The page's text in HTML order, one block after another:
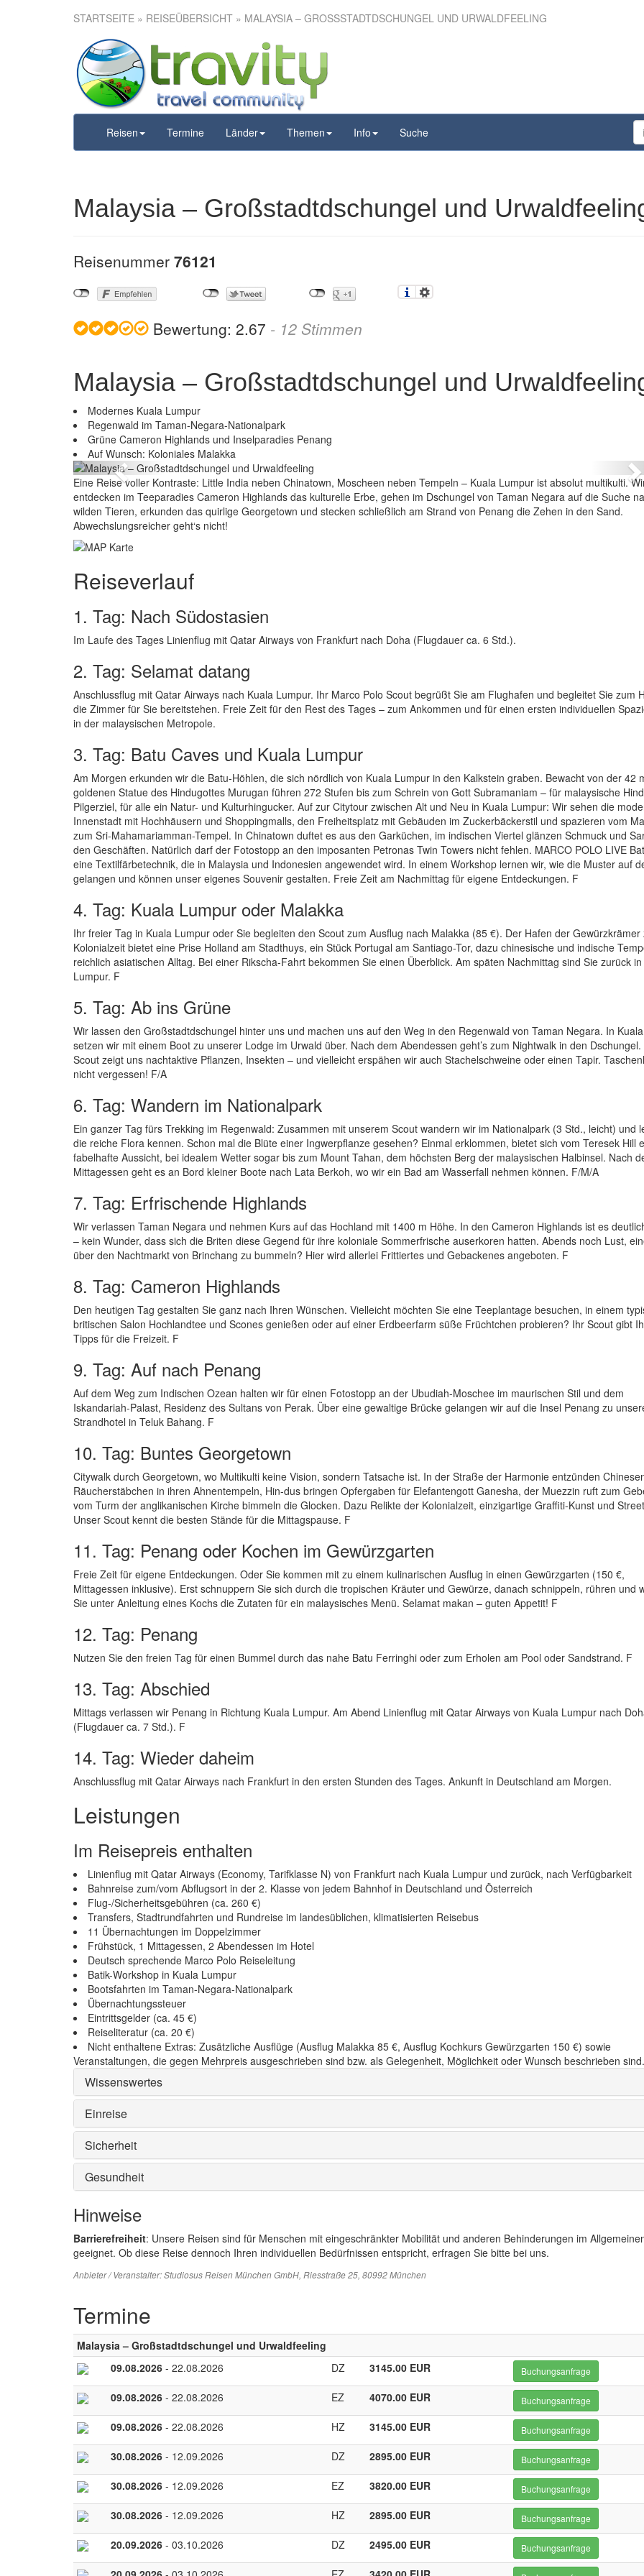
STARTSEITE » REISEÜBERSICHT » MALAYSIA – GROSSSTADTDSCHUNGEL UND URWALDFEELING
Reisen Termine Länder Themen Info Suche
Malaysia – Großstadtdschungel und
Urwaldfeeling
Malaysia – Großstadtdschungel und
Reisenummer 76121
Bewertung: 2.67 - 12 Stimmen
Malaysia – Großstadtdschungel und
Modernes Kuala Lumpur
Regenwald im Taman-Negara-Nationalpark
Grüne Cameron Highlands und Inselparadies Penang
Auf Wunsch: Koloniales Malakka
Malaysia – Großstadtdschungel und Urwaldfeeling
Previous
Eine Reise voller Kontraste: Little India neben Chinatown, Moscheen neben Tempeln – Kuala Lumpur ist absolut multikulti.
entdecken im Teeparadies Cameron Highlands das kulturelle Erbe, gehen im Dschungel von Taman Negara auf die Suche
wilden Tieren, erkunden das quirlige Georgetown und stecken schließlich am Strand von Penang die Zehen in den Sand.
Abwechslungsreicher geht‘s nicht!
Reiseverlauf
1. Tag: Nach Südostasien
Im Laufe des Tages Linienflug mit Qatar Airways von Frankfurt nach Doha (Flugdauer ca. 6 Std.).
2. Tag: Selamat datang
Anschlussflug mit Qatar Airways nach Kuala Lumpur. Ihr Marco Polo Scout begrüßt Sie am Flughafen und begleitet Sie zum
die Zimmer für Sie bereitstehen. Freie Zeit für den Rest des Tages – zum Ankommen und für einen ersten individuellen
in der malaysischen Metropole.
3. Tag: Batu Caves und Kuala Lumpur
Am Morgen erkunden wir die Batu-Höhlen, die sich nördlich von Kuala Lumpur in den Kalkstein graben. Bewacht von der 42
goldenen Statue des Hindugottes Murugan führen 272 Stufen bis zum Schrein von Gott Subramaniam – für malaysische
Pilgerziel, für alle ein Natur- und Kulturhingucker. Auf zur Citytour zwischen Alt und Neu in Kuala Lumpur: Wir sehen die
Innenstadt mit Hochhäusern und Shoppingmalls, den Freiheitsplatz mit Gebäuden im Zuckerbäckerstil und spazieren vom
zum Sri-Mahamariamman-Tempel. In Chinatown duftet es aus den Garküchen, im indischen Viertel glänzen Schmuck und
den Geschäften. Natürlich darf der Fotostopp an den imposanten Petronas Twin Towers nicht fehlen. MARCO POLO LIVE
eine Textilfärbetechnik, die in Malaysia und Indonesien angewendet wird. In einem Workshop lernen wir, wie die Muster auf
gelangen und können unser eigenes Souvenir gestalten. Freie Zeit am Nachmittag für eigene Entdeckungen. F
4. Tag: Kuala Lumpur oder Malakka
Ihr freier Tag in Kuala Lumpur oder Sie begleiten den Scout zum Ausflug nach Malakka (85 €). Der Hafen der Gewürzkrämer
Kolonialzeit bietet eine Prise Holland am Stadthuys, ein Stück Portugal am Santiago-Tor, dazu chinesische und indische
reichlich asiatischen Alltag. Bei einer Rikscha-Fahrt bekommen Sie einen Überblick. Am späten Nachmittag sind Sie zurück
Lumpur. F
5. Tag: Ab ins Grüne
Wir lassen den Großstadtdschungel hinter uns und machen uns auf den Weg in den Regenwald von Taman Negara. In
setzen wir mit einem Boot zu unserer Lodge im Urwald über. Nach dem Abendessen geht’s zum Nightwalk in den
Scout zeigt uns nachtaktive Pflanzen, Insekten – und vielleicht erspähen wir auch Stachelschweine oder einen Tapir.
nicht vergessen! F/A
6. Tag: Wandern im Nationalpark
Ein ganzer Tag fürs Trekking im Regenwald: Zusammen mit unserem Scout wandern wir im Nationalpark (3 Std., leicht) und
die reiche Flora kennen. Schon mal die Blüte einer Ingwerpflanze gesehen? Einmal erklommen, bietet sich vom Teresek Hill
fabelhafte Aussicht, bei idealem Wetter sogar bis zum Mount Tahan, dem höchsten Berg der malaysischen Halbinsel. Nach
Mittagessen geht es an Bord kleiner Boote nach Lata Berkoh, wo wir ein Bad am Wasserfall nehmen können. F/M/A
7. Tag: Erfrischende Highlands
Wir verlassen Taman Negara und nehmen Kurs auf das Hochland mit 1400 m Höhe. In den Cameron Highlands ist es
– kein Wunder, dass sich die Briten diese Gegend für ihre koloniale Sommerfrische auserkoren hatten. Abends noch Lust,
über den Nachtmarkt von Brinchang zu bummeln? Hier wird allerlei Frittiertes und Gebackenes angeboten. F
8. Tag: Cameron Highlands
Den heutigen Tag gestalten Sie ganz nach Ihren Wünschen. Vielleicht möchten Sie eine Teeplantage besuchen, in einem
britischen Salon Hochlandtee und Scones genießen oder auf einer Erdbeerfarm süße Früchtchen probieren? Ihr Scout gibt
Tipps für die Freizeit. F
9. Tag: Auf nach Penang
Auf dem Weg zum Indischen Ozean halten wir für einen Fotostopp an der Ubudiah-Moschee im maurischen Stil und dem
Iskandariah-Palast, Residenz des Sultans von Perak. Über eine gewaltige Brücke gelangen wir auf die Insel Penang zu
Strandhotel in Teluk Bahang. F
10. Tag: Buntes Georgetown
Citywalk durch Georgetown, wo Multikulti keine Vision, sondern Tatsache ist. In der Straße der Harmonie entzünden
Räucherstäbchen in ihren Ahnentempeln, Hin-dus bringen Opfergaben für Elefantengott Ganesha, der Muezzin ruft zum
vom Turm der anglikanischen Kirche bimmeln die Glocken. Dazu Relikte der Kolonialzeit, einzigartige Graffiti-Kunst und
Unser Scout kennt die besten Stände für die Mittagspause. F
11. Tag: Penang oder Kochen im Gewürzgarten
Freie Zeit für eigene Entdeckungen. Oder Sie kommen mit zu einem kulinarischen Ausflug in einen Gewürzgarten (150 €,
Mittagessen inklusive). Erst schnuppern Sie sich durch die tropischen Kräuter und Gewürze, danach schnippeln, rühren und
Sie unter Anleitung eines Kochs die Zutaten für ein malaysisches Menü. Selamat makan – guten Appetit! F
12. Tag: Penang
Nutzen Sie den freien Tag für einen Bummel durch das nahe Batu Ferringhi oder zum Erholen am Pool oder Sandstrand. F
13. Tag: Abschied
Mittags verlassen wir Penang in Richtung Kuala Lumpur. Am Abend Linienflug mit Qatar Airways von Kuala Lumpur nach
(Flugdauer ca. 7 Std.). F
14. Tag: Wieder daheim
Anschlussflug mit Qatar Airways nach Frankfurt in den ersten Stunden des Tages. Ankunft in Deutschland am Morgen.
Leistungen
Im Reisepreis enthalten
Linienflug mit Qatar Airways (Economy, Tarifklasse N) von Frankfurt nach Kuala Lumpur und zurück, nach Verfügbarkeit
Bahnreise zum/vom Abflugsort in der 2. Klasse von jedem Bahnhof in Deutschland und Österreich
Flug-/Sicherheitsgebühren (ca. 260 €)
Transfers, Stadtrundfahrten und Rundreise im landesüblichen, klimatisierten Reisebus
11 Übernachtungen im Doppelzimmer
Frühstück, 1 Mittagessen, 2 Abendessen im Hotel
Deutsch sprechende Marco Polo Reiseleitung
Batik-Workshop in Kuala Lumpur
Bootsfahrten im Taman-Negara-Nationalpark
Übernachtungssteuer
Eintrittsgelder (ca. 45 €)
Reiseliteratur (ca. 20 €)
Nicht enthaltene Extras: Zusätzliche Ausflüge (Ausflug Malakka 85 €, Ausflug Kochkurs Gewürzgarten 150 €) sowie
Veranstaltungen, die gegen Mehrpreis ausgeschrieben sind bzw. als Gelegenheit, Möglichkeit oder Wunsch beschrieben sind.
Wissenswertes
Einreise
Sicherheit
Gesundheit
Hinweise
Barrierefreiheit: Unsere Reisen sind für Menschen mit eingeschränkter Mobilität und anderen Behinderungen im
geeignet. Ob diese Reise dennoch Ihren individuellen Bedürfnissen entspricht, erfragen Sie bitte bei uns.
Anbieter / Veranstalter:Studiosus Reisen München GmbH, Riesstraße 25, 80992 München
Termine
Malaysia – Großstadtdschungel und Urwaldfeeling
09.08.2026 - 22.08.2026 DZ 3145.00 EUR Buchungsanfrage
09.08.2026 - 22.08.2026 EZ 4070.00 EUR Buchungsanfrage
09.08.2026 - 22.08.2026 HZ 3145.00 EUR Buchungsanfrage
30.08.2026 - 12.09.2026 DZ 2895.00 EUR Buchungsanfrage
30.08.2026 - 12.09.2026 EZ 3820.00 EUR Buchungsanfrage
30.08.2026 - 12.09.2026 HZ 2895.00 EUR Buchungsanfrage
20.09.2026 - 03.10.2026 DZ 2495.00 EUR Buchungsanfrage